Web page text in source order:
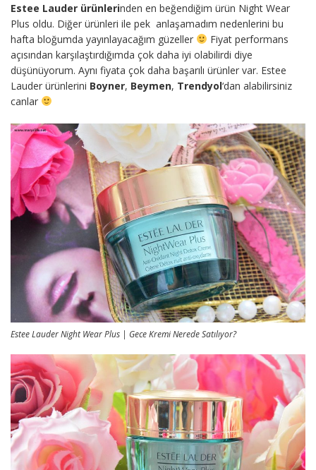
Estee Lauder ürünlerinden en beğendiğim ürün Night Wear
Plus oldu. Diğer ürünleri ile pek anlaşamadım nedenlerini bu
hafta bloğumda yayınlayacağım güzeller
Fiyat performans
açısından karşılaştırdığımda çok daha iyi olabilirdi diye
düşünüyorum. Aynı fiyata çok daha başarılı ürünler var. Estee
Lauder ürünlerini Boyner, Beymen, Trendyol‘dan alabilirsiniz
canlar
Estee Lauder Night Wear Plus | Gece Kremi Nerede Satılıyor?